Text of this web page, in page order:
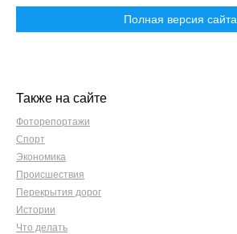
Полная версия сайта
Также на сайте
Фоторепортажи
Спорт
Экономика
Происшествия
Перекрытия дорог
Истории
Что делать